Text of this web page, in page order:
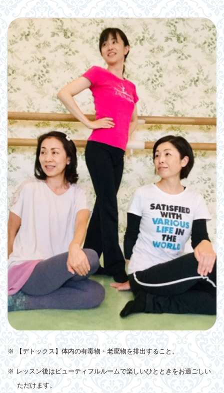
※ 【デトックス】体内の有毒物・老廃物を排出すること。
※ レッスン後はビューティフルルームで楽しいひとときをお過ごしい
ただけます。